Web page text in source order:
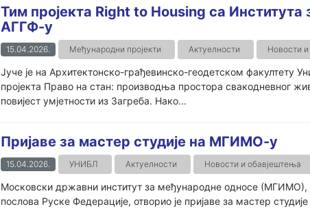
Тим пројекта Right to Housing са Института
АГГФ-у
15.04.2026. Међународни пројекти Актуелности Новости
Јуче је на Архитектонско-грађевинско-геодетском факултету
пројекта Право на стан: производња простора свакодневног
повијест умјетности из Загреба. Нако...
Пријаве за мастер студије на МГИМО-у
15.04.2026. УНИБЛ Актуелности Новости и обавјештења
Московски државни институт за међународне односе (МГИМО),
послова Руске Федерације, отворио је пријаве за мастер